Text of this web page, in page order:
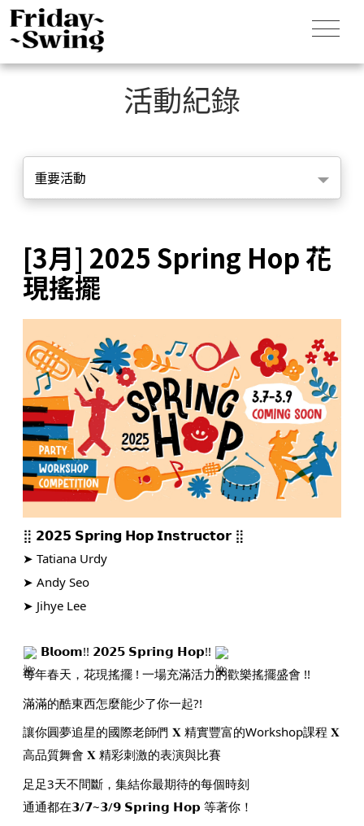
活動紀錄
重要活動
[3月] 2025 Spring Hop 花
現搖擺
⣿ 𝟮𝟬𝟮𝟱 𝗦𝗽𝗿𝗶𝗻𝗴 𝗛𝗼𝗽 𝗜𝗻𝘀𝘁𝗿𝘂𝗰𝘁𝗼𝗿 ⣿
➤ Tatiana Urdy
➤ Andy Seo
➤ Jihye Lee
𝗕𝗹𝗼𝗼𝗺!! 𝟮𝟬𝟮𝟱 𝗦𝗽𝗿𝗶𝗻𝗴 𝗛𝗼𝗽!!
每年春天，花現搖擺 ! 一場充滿活力的歡樂搖擺盛會 !!
滿滿的酷東西怎麼能少了你一起?!
讓你圓夢追星的國際老師們𝐗 精實豐富的Workshop課程𝐗
高品質舞會 𝐗 精彩刺激的表演與比賽
足足3天不間斷，集結你最期待的每個時刻
通通都在𝟯/𝟳~𝟯/𝟵 𝗦𝗽𝗿𝗶𝗻𝗴 𝗛𝗼𝗽 等著你！